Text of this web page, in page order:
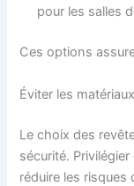
pour les salles
Ces options
Éviter les
Le choix des
sécurité.
réduire les risques